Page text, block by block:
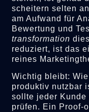
scheitern selten
am Aufwand für
Bewertung und
transformation
reduziert, ist das
reines
Wichtig bleibt:
produktiv nutzbar
sollte jeder Kunde
prüfen. Ein Proof-